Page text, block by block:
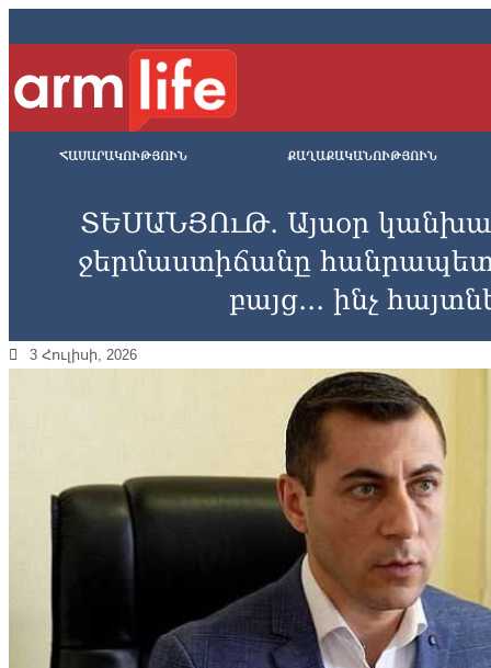
ՀԱՍԱՐԱԿՈՒԹՅՈՒՆ ՔԱՂԱՔԱԿԱՆՈՒԹՅՈՒՆ
ՏԵՍԱՆՅՈւԹ․ Այսօր
ջերմաստիճանը
բայց․․․ ինչ
3 Հուլիսի, 2026